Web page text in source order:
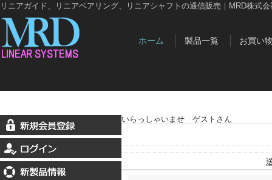
リニアガイド、リニアベアリング、リニアシャフトの通信販売｜MRD株式会
ホーム 製品一覧 お買い
いらっしゃいませ ゲストさん